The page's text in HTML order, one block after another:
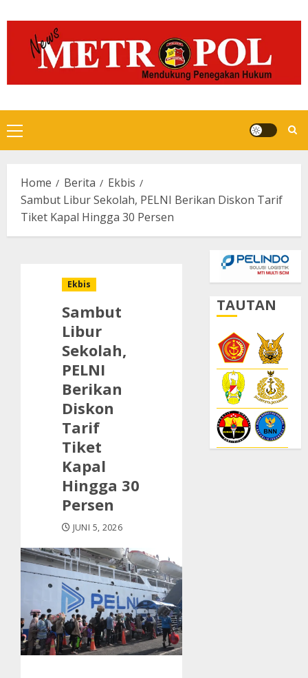
to
content
Primary
Menu
Home Berita
Ekbis
Sambut Libur Sekolah, PELNI Berikan Diskon Tarif
Tiket Kapal Hingga 30 Persen
Ekbis
Sambut
Libur
Sekolah,
PELNI
Berikan
Diskon
Tarif
Tiket
Kapal
Hingga 30
Persen
JUNI 5, 2026
TAUTAN